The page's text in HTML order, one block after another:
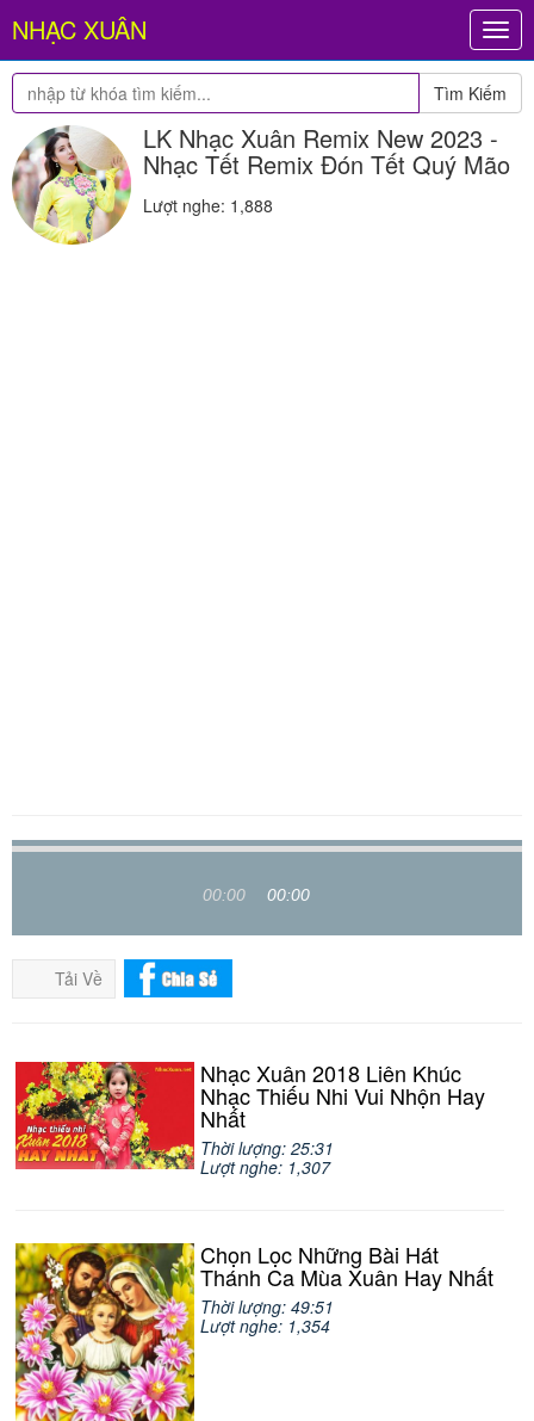
NHẠC XUÂN
Tìm Kiếm
LK Nhạc Xuân Remix New 2023 -
Nhạc Tết Remix Đón Tết Quý Mão
Lượt nghe: 1,888
00:00 00:00
Tải Về
Nhạc Xuân 2018 Liên Khúc
Nhạc Thiếu Nhi Vui Nhộn Hay
Nhất
Thời lượng: 25:31
Lượt nghe: 1,307
Chọn Lọc Những Bài Hát
Thánh Ca Mùa Xuân Hay Nhất
Thời lượng: 49:51
Lượt nghe: 1,354